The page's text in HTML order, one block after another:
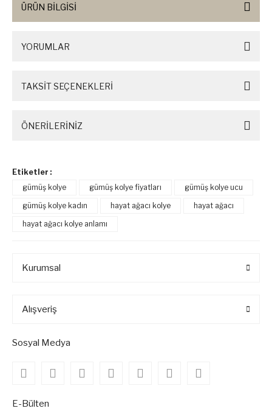
ÜRÜN BİLGİSİ
YORUMLAR
TAKSİT SEÇENEKLERİ
ÖNERİLERİNİZ
Etiketler :
gümüş kolye
gümüş kolye fiyatları
gümüş kolye ucu
gümüş kolye kadın
hayat ağacı kolye
hayat ağacı
hayat ağacı kolye anlamı
Kurumsal
Alışveriş
Sosyal Medya
E-Bülten